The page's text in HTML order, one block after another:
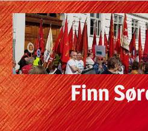
Skip
to
content
Finn